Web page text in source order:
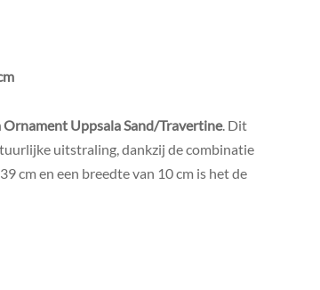
Uppsala Sand/Travertine. Dit
uitstraling, dankzij de combinatie
cm en een breedte van 10 cm is het de